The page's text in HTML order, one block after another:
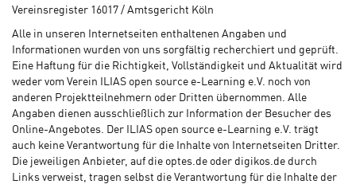
Vereinsregister 16017 / Amtsgericht Köln
Alle in unseren Internetseiten enthaltenen Angaben und
Informationen wurden von uns sorgfältig recherchiert und geprüft.
Eine Haftung für die Richtigkeit, Vollständigkeit und Aktualität wird
weder vom Verein ILIAS open source e-Learning e.V. noch von
anderen Projektteilnehmern oder Dritten übernommen. Alle
Angaben dienen ausschließlich zur Information der Besucher des
Online-Angebotes. Der ILIAS open source e-Learning e.V. trägt
auch keine Verantwortung für die Inhalte von Internetseiten Dritter.
Die jeweiligen Anbieter, auf die optes.de oder digikos.de durch
Links verweist, tragen selbst die Verantwortung für die Inhalte der